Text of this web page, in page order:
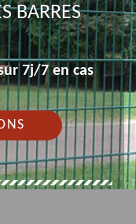
BARRES
7j/7 en cas